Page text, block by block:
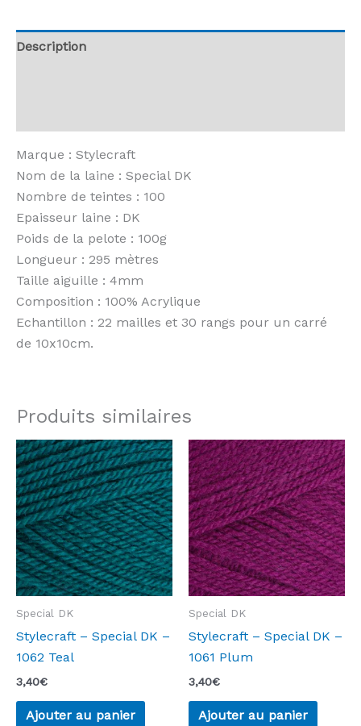
1117
Description
Marque : Stylecraft
Nom de la laine : Special DK
Nombre de teintes : 100
Epaisseur laine : DK
Poids de la pelote : 100g
Longueur : 295 mètres
Taille aiguille : 4mm
Composition : 100% Acrylique
Echantillon : 22 mailles et 30 rangs pour un carré
de 10x10cm.
Produits similaires
Special DK
Stylecraft – Special DK –
1062 Teal
3,40€
Ajouter au panier
Special DK
Stylecraft – Special DK –
1061 Plum
3,40€
Ajouter au panier